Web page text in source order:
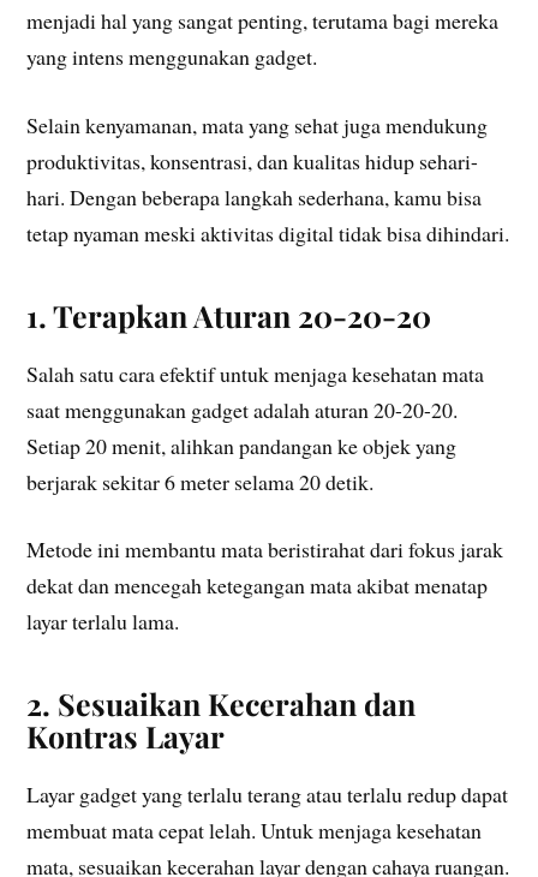
menjadi hal yang sangat penting, terutama bagi mereka
yang intens menggunakan gadget.
Selain kenyamanan, mata yang sehat juga mendukung
produktivitas, konsentrasi, dan kualitas hidup sehari-
hari. Dengan beberapa langkah sederhana, kamu bisa
tetap nyaman meski aktivitas digital tidak bisa dihindari.
1. Terapkan Aturan 20-20-20
Salah satu cara efektif untuk menjaga kesehatan mata
saat menggunakan gadget adalah aturan 20-20-20.
Setiap 20 menit, alihkan pandangan ke objek yang
berjarak sekitar 6 meter selama 20 detik.
Metode ini membantu mata beristirahat dari fokus jarak
dekat dan mencegah ketegangan mata akibat menatap
layar terlalu lama.
2. Sesuaikan Kecerahan dan
Kontras Layar
Layar gadget yang terlalu terang atau terlalu redup dapat
membuat mata cepat lelah. Untuk menjaga kesehatan
mata, sesuaikan kecerahan layar dengan cahaya ruangan.